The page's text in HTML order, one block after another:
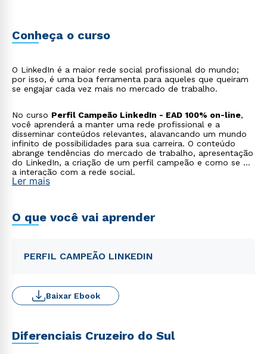
Conheça o curso
O LinkedIn é a maior rede social profissional do mundo;
por isso, é uma boa ferramenta para aqueles que queiram
se engajar cada vez mais no mercado de trabalho.
No curso Perfil Campeão LinkedIn - EAD 100% on-line,
você aprenderá a manter uma rede profissional e a
disseminar conteúdos relevantes, alavancando um mundo
infinito de possibilidades para sua carreira. O conteúdo
abrange tendências do mercado de trabalho, apresentação
do LinkedIn, a criação de um perfil campeão e como se dá
a interação com a rede social.
Ler mais
O que você vai aprender
PERFIL CAMPEÃO LINKEDIN
Baixar Ebook
Diferenciais Cruzeiro do Sul